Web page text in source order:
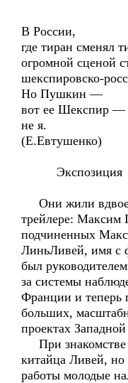
В России,
где тиран сменял
огромной сценой
шекспировско-
Но Пушкин —
вот ее Шекспир —
не я.
(Е.Евтушенко)
Экспозиция
Они жили
трейлере: Максим
подчиненных
ЛиньЛивей, имя с
был
за системы
Франции и теперь
больших,
проектах
При знакомстве
китайца Ливей, но
работы молодые